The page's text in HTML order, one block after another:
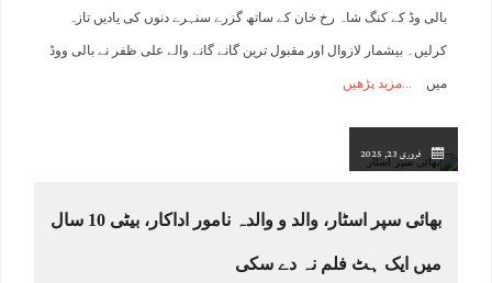
بالی وڈ کے کنگ شاہ رخ خان کے ساتھ گزرے سنہرے دنوں کی یادیں تازہ
کرلیں۔ بیشمار لازوال اور مقبول ترین گانے گانے والے علی ظفر نے بالی ووڈ
میں مزید پڑھیں
فروری 23, 2025
بھائی سپر اسٹار، والد و والدہ نامور اداکار، بیٹی 10 سال
میں ایک ہٹ فلم نہ دے سکی